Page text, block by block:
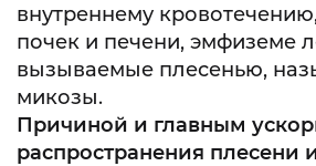
внутреннему
почек и печени, эмфиземе
вызываемые плесенью,
микозы.
Причиной и главным
распространения плесени